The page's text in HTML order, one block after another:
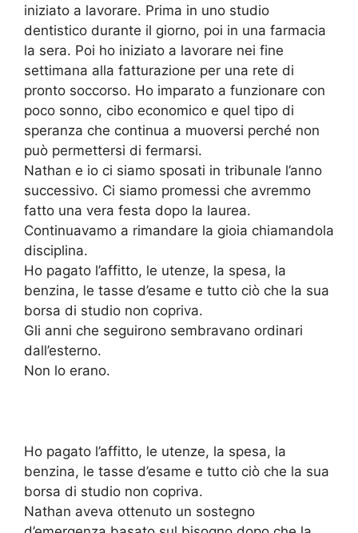
iniziato a lavorare. Prima in uno studio
dentistico durante il giorno, poi in una farmacia
la sera. Poi ho iniziato a lavorare nei fine
settimana alla fatturazione per una rete di
pronto soccorso. Ho imparato a funzionare con
poco sonno, cibo economico e quel tipo di
speranza che continua a muoversi perché non
può permettersi di fermarsi.
Nathan e io ci siamo sposati in tribunale l’anno
successivo. Ci siamo promessi che avremmo
fatto una vera festa dopo la laurea.
Continuavamo a rimandare la gioia chiamandola
disciplina.
Ho pagato l’affitto, le utenze, la spesa, la
benzina, le tasse d’esame e tutto ciò che la sua
borsa di studio non copriva.
Gli anni che seguirono sembravano ordinari
dall’esterno.
Non lo erano.
Ho pagato l’affitto, le utenze, la spesa, la
benzina, le tasse d’esame e tutto ciò che la sua
borsa di studio non copriva.
Nathan aveva ottenuto un sostegno